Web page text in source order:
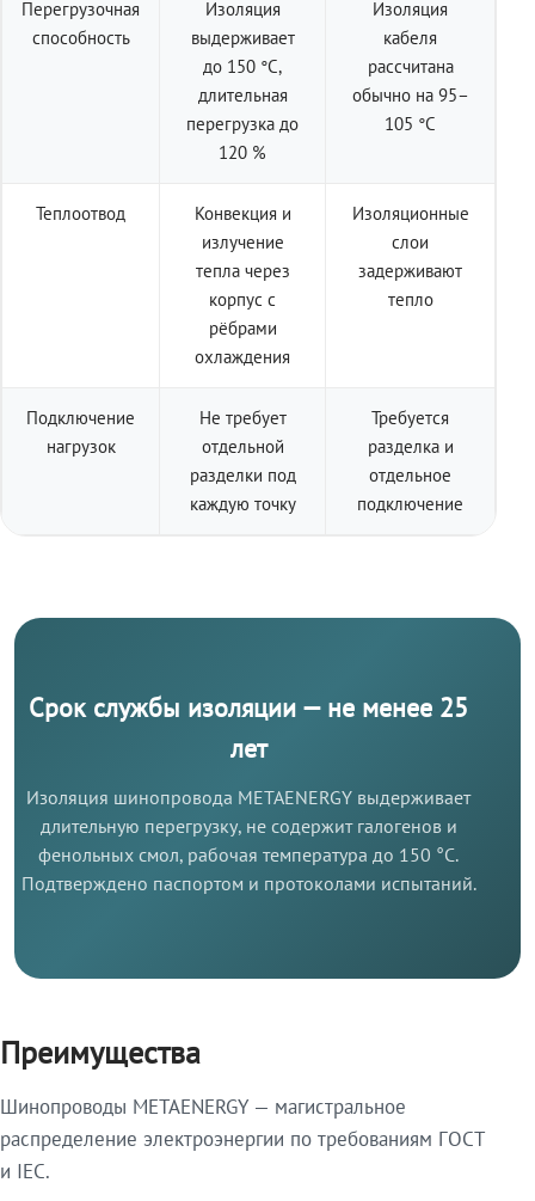
Перегрузочная
способность
Изоляция
выдерживает
до 150 °C,
длительная
перегрузка до
120 %
Изоляция
кабеля
рассчитана
обычно на 95–
105 °C
Теплоотвод
Конвекция и
излучение
тепла через
корпус с
рёбрами
охлаждения
Изоляционные
слои
задерживают
тепло
Подключение
нагрузок
Не требует
отдельной
разделки под
каждую точку
Требуется
разделка и
отдельное
подключение
Срок службы изоляции — не менее 25
лет
Изоляция шинопровода METAENERGY выдерживает
длительную перегрузку, не содержит галогенов и
фенольных смол, рабочая температура до 150 °C.
Подтверждено паспортом и протоколами испытаний.
Преимущества
Шинопроводы METAENERGY — магистральное
распределение электроэнергии по требованиям ГОСТ
и IEC.